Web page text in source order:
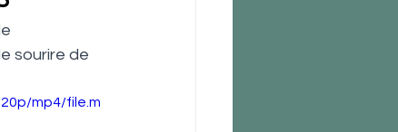
sourire de
mp4/file.m